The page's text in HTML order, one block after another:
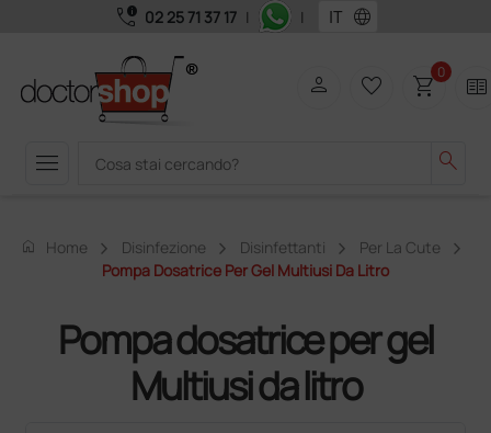
call_quality 02 25 71 37 17 | | language
menu search
person favorite_border shopping_cart0 two_pager
home Home Disinfezione Disinfettanti
Per La Cute
Pompa Dosatrice Per Gel Multiusi Da Litro
Pompa dosatrice per gel
Multiusi da litro